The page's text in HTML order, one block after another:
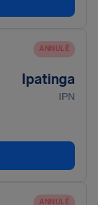
ANNULÉ
Ipatinga
IPN
ANNULÉ